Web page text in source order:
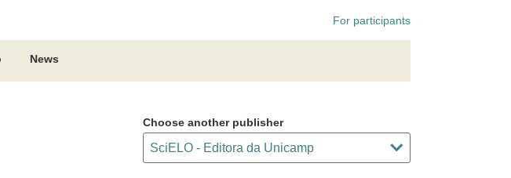
For participants
News
Choose another publisher